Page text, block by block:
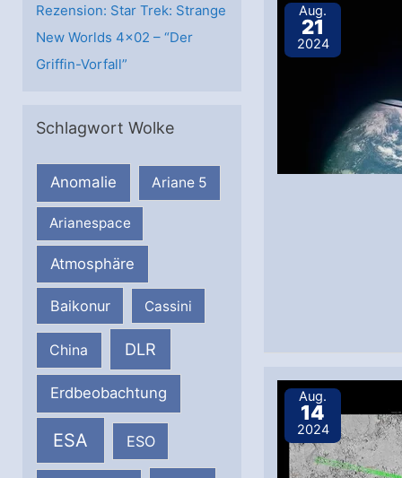
Rezension: Star Trek: Strange
New Worlds 4×02 – “Der
Griffin-Vorfall”
Schlagwort Wolke
Anomalie Ariane 5
Arianespace
Atmosphäre
Baikonur Cassini
China DLR
Erdbeobachtung
ESA ESO
Aug.
21
2024
Aug.
14
2024